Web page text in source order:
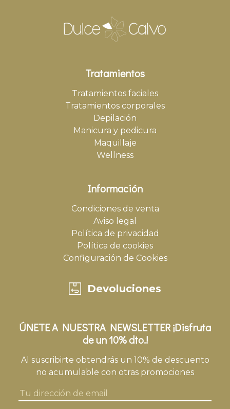
Tratamientos
Tratamientos faciales
Tratamientos corporales
Depilación
Manicura y pedicura
Maquillaje
Wellness
Información
Condiciones de venta
Aviso legal
Política de privacidad
Política de cookies
Configuración de Cookies
Devoluciones
ÚNETE A NUESTRA NEWSLETTER ¡Disfruta
de un 10% dto.!
Al suscribirte obtendrás un 10% de descuento
no acumulable con otras promociones